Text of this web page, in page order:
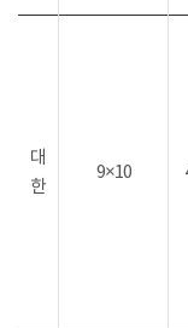
대
한
9×10